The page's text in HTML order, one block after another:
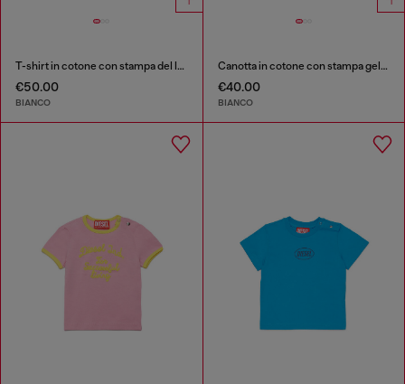
T-shirt in cotone con stampa del logo
€50.00
BIANCO
Canotta in cotone con stampa gelato
€40.00
BIANCO